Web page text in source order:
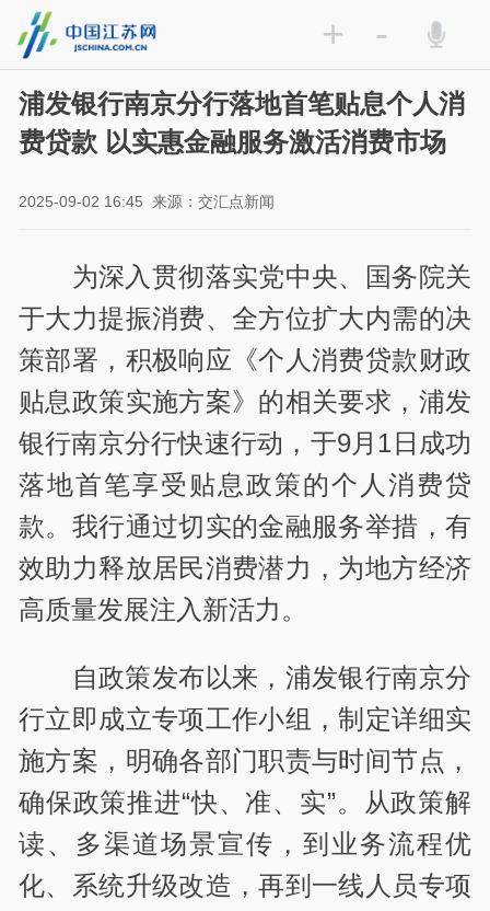
+ -
浦发银行南京分行落地首笔贴息个人消
费贷款 以实惠金融服务激活消费市场
2025-09-02 16:45 来源：交汇点新闻
为深入贯彻落实党中央、国务院关
于大力提振消费、全方位扩大内需的决
策部署，积极响应《个人消费贷款财政
贴息政策实施方案》的相关要求，浦发
银行南京分行快速行动，于9月1日成功
落地首笔享受贴息政策的个人消费贷
款。我行通过切实的金融服务举措，有
效助力释放居民消费潜力，为地方经济
高质量发展注入新活力。
自政策发布以来，浦发银行南京分
行立即成立专项工作小组，制定详细实
施方案，明确各部门职责与时间节点，
确保政策推进“快、准、实”。从政策解
读、多渠道场景宣传，到业务流程优
化、系统升级改造，再到一线人员专项